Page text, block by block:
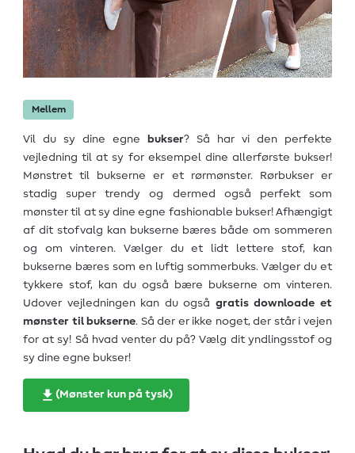
Mellem
Vil du sy dine egne bukser? Så har vi den perfekte
vejledning til at sy for eksempel dine allerførste bukser!
Mønstret til bukserne er et rørmønster. Rørbukser er
stadig super trendy og dermed også perfekt som
mønster til at sy dine egne fashionable bukser! Afhængigt
af dit stofvalg kan bukserne bæres både om sommeren
og om vinteren. Vælger du et lidt lettere stof, kan
bukserne bæres som en luftig sommerbuks. Vælger du et
tykkere stof, kan du også bære bukserne om vinteren.
Udover vejledningen kan du også gratis downloade et
mønster til bukserne. Så der er ikke noget, der står i vejen
for at sy! Så hvad venter du på? Vælg dit yndlingsstof og
sy dine egne bukser!
(Mønster kun på tysk)